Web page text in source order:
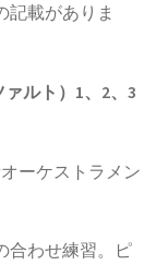
記載がありま
ルト）1、2、3
ーケストラメン
合わせ練習。ピ